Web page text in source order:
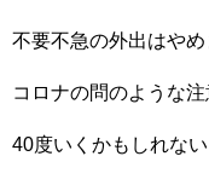
不要不急の外出はや
コロナの問のような注
40度いくかもしれない